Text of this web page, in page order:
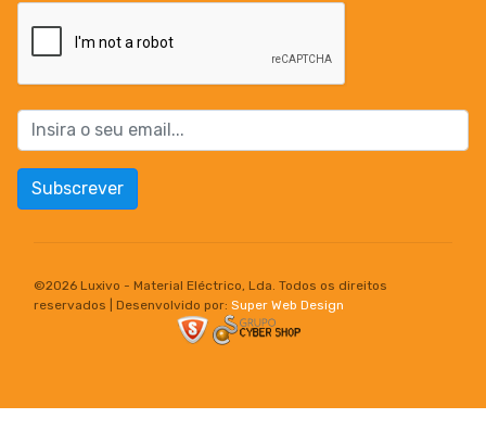
Subscrever
©2026 Luxivo - Material Eléctrico, Lda. Todos os direitos
reservados | Desenvolvido por: Super Web Design